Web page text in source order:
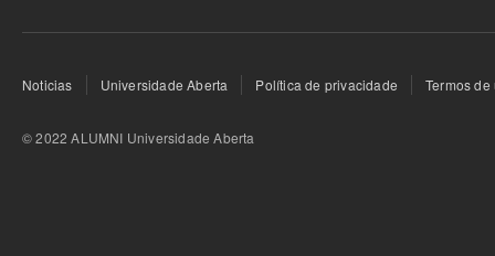
Noticias Universidade Aberta Política de privacidade Termos
© 2022 ALUMNI Universidade Aberta